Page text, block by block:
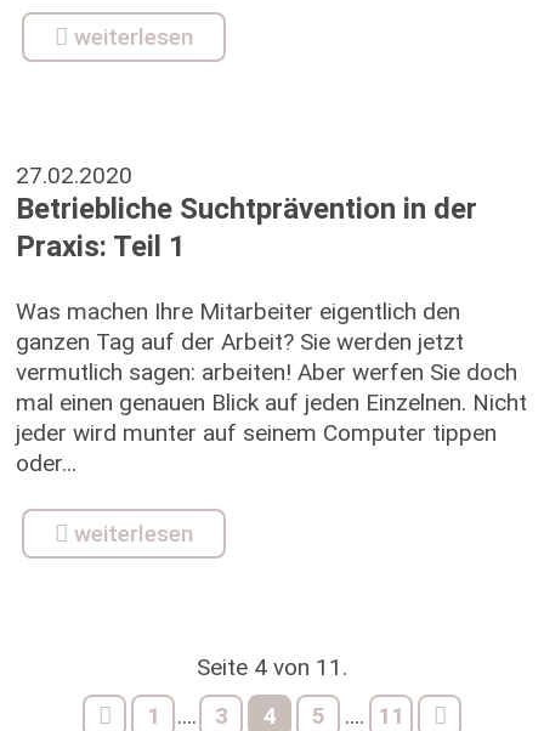
weiterlesen
27.02.2020
Betriebliche Suchtprävention in der
Praxis: Teil 1
Was machen Ihre Mitarbeiter eigentlich den
ganzen Tag auf der Arbeit? Sie werden jetzt
vermutlich sagen: arbeiten! Aber werfen Sie doch
mal einen genauen Blick auf jeden Einzelnen. Nicht
jeder wird munter auf seinem Computer tippen
oder...
weiterlesen
Seite 4 von 11.
1
.... 3 4 5 .... 11